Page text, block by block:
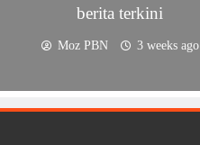
berita terkini
Moz PBN 3 weeks ago